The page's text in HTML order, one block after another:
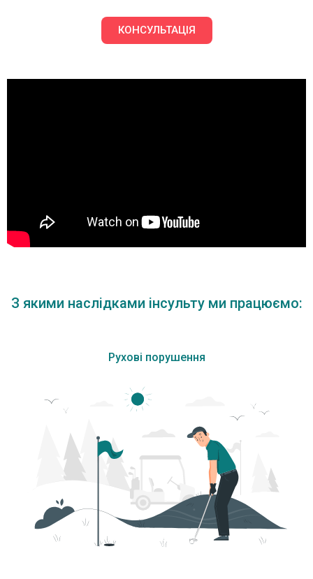
КОНСУЛЬТАЦІЯ
З якими наслідками інсульту ми працюємо:
Рухові порушення